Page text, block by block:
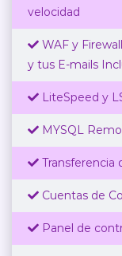
velocidad
WAF y
y tus E-mails
LiteSpeed y
MYSQL
Transferencia
Cuentas de
Panel de